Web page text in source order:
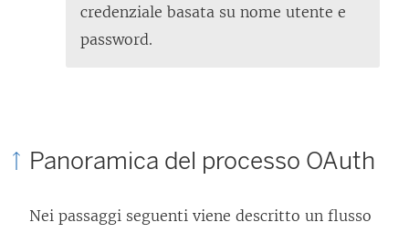
credenziale basata su nome utente e
password.
Panoramica del processo OAuth
Nei passaggi seguenti viene descritto un flusso